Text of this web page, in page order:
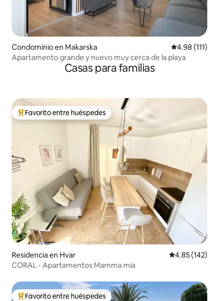
Condominio en Makarska Calificación
4.98 (111)
Apartamento grande y nuevo muy cerca de la playa
Casas para familias
De los mejores en Favorito entre huéspedes
Favorito entre huéspedes
Residencia en Hvar Calificación
4.85 (142)
CORAL - Apartamentos Mamma mia
Favorito entre huéspedes